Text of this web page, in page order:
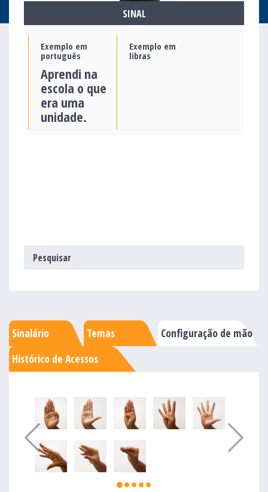
SINAL
Exemplo em
português
Aprendi na
escola o que
era uma
unidade.
Exemplo em
libras
Sinalário Temas
Configuração de mão
Histórico de Acessos